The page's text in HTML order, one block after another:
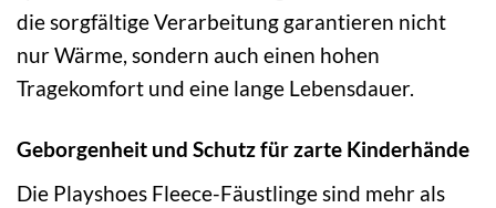
die sorgfältige Verarbeitung garantieren nicht
nur Wärme, sondern auch einen hohen
Tragekomfort und eine lange Lebensdauer.
Geborgenheit und Schutz für zarte Kinderhände
Die Playshoes Fleece-Fäustlinge sind mehr als